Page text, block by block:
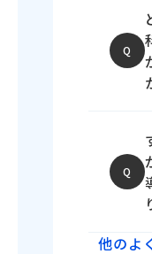
Q
A
Q
他のよ